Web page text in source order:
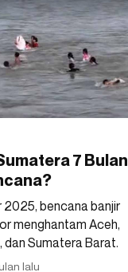
7 Bulan
bencana banjir
menghantam Aceh,
dan Sumatera Barat.
lalu